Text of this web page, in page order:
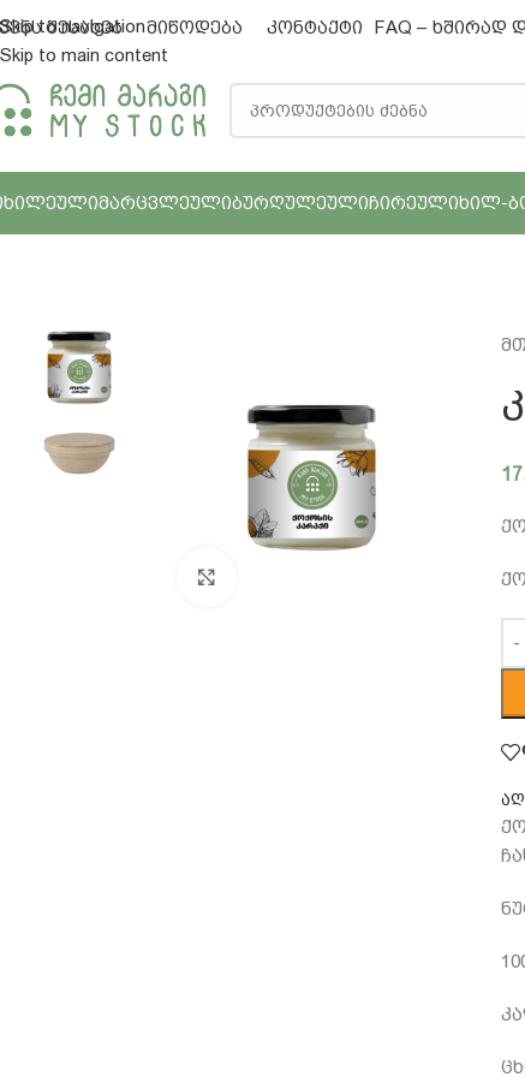
Skip to navigation
Skip to main content
შესახებ მიწოდება კონტაქტი FAQ – ხშირად
ᲛᲐᲠᲪᲕᲚᲔᲣᲚᲘᲑᲣᲠᲦᲣᲚᲔᲣᲚᲘᲩᲘᲠᲔᲣᲚᲘᲮᲘᲚ-